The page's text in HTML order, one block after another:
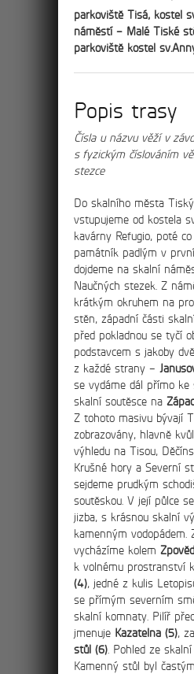
Výlet
Tisá, Ostrov
věží jménem
Nebeský ráj) až k
Tiským stěnám.
Výlet na
Děčínský
Po červené turistické
menším skalním
Ostrova do strmého
Okružní výlet
soutěskami
a na
Výlet za největšími
Švýcarska – Pravčickou
Kamenice – Divokou a
soutěsku.
parkoviště Tisá, kostel
náměstí – Malé Tiské
parkoviště kostel
Popis trasy
Čísla u názvu věží v
s fyzickým číslováním
stezce
Do skalního města
vstupujeme od kostela
kavárny Refugio, poté
památník padlým v
dojdeme na skalní
Naučných stezek. Z
krátkým okruhem na
stěn, západní části
před pokladnou se tyčí
podstavcem s jakoby
z každé strany –
se vydáme dál přímo ke
skalní soutěsce na
Z tohoto masivu bývají
zobrazovány, hlavně
výhledu na Tisou,
Krušné hory a Severní
sejdeme prudkým
soutěskou. V její půlce
jizba, s krásnou skalní
kamenným vodopádem.
vycházíme kolem
k volnému prostranství
(4), jedné z kulis
se přímým severním
skalní komnaty. Pilíř
jmenuje Kazatelna (5),
stůl (6) . Pohled ze
Kamenný stůl byl